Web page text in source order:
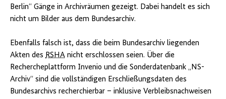
Berlin“ Gänge in Archivräumen gezeigt. Dabei handelt es sich
nicht um Bilder aus dem Bundesarchiv.
Ebenfalls falsch ist, dass die beim Bundesarchiv liegenden
Akten des RSHA nicht erschlossen seien. Über die
Rechercheplattform Invenio und die Sonderdatenbank „NS-
Archiv“ sind die vollständigen Erschließungsdaten des
Bundesarchivs recherchierbar – inklusive Verbleibsnachweisen